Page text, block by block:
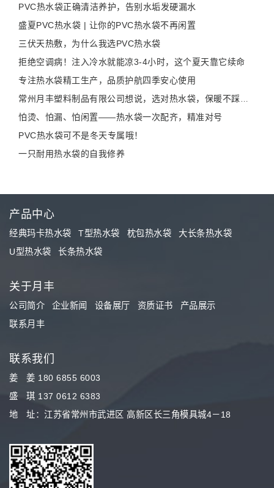
PVC热水袋正确清洁养护，告别水垢发硬漏水
盛夏PVC热水袋 | 让你的PVC热水袋不再闲置
三伏天热敷，为什么我选PVC热水袋
拒绝空调病！注入冷水就能凉3-4小时，这个夏天靠它续命
专注热水袋精工生产，品质护航四季安心使用
怕烫、怕漏、怕闲置——热水袋一次配齐，精准对号
PVC热水袋可不是冬天专属哦！
一只耐用热水袋的自我修养
产品中心
经典玛卡热水袋 T型热水袋 枕包热水袋
大长条热水袋
U型热水袋
长条热水袋
关于月丰
公司简介 企业新闻 设备展厅 资质证书
产品展示
联系月丰
联系我们
姜 姜 180 6855 6003
盛 琪 137 0612 6383
地 址：江苏省常州市武进区 高新区长三角模具城4－18